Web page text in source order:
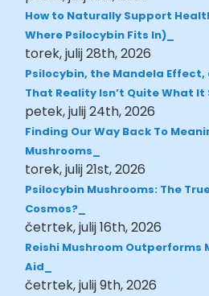
How to Naturally Support
Where Psilocybin Fits In)
torek, julij 28th, 2026
Psilocybin, the Mandela
That Reality Isn’t Quite What It
petek, julij 24th, 2026
Finding Our Way Back To
Mushrooms
torek, julij 21st, 2026
Psilocybin Mushrooms: The
Cosmos?
četrtek, julij 16th, 2026
Reishi Mushroom Outperforms
Aid
četrtek, julij 9th, 2026